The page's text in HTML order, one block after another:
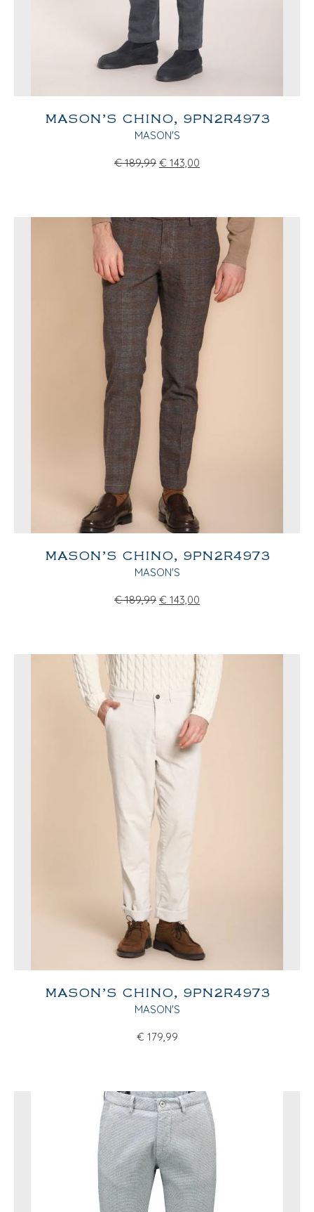
MASON’S CHINO, 9PN2R4973
MASON'S
€ 189,99 € 143,00
MASON’S CHINO, 9PN2R4973
MASON'S
€ 189,99 € 143,00
MASON’S CHINO, 9PN2R4973
MASON'S
€ 179,99